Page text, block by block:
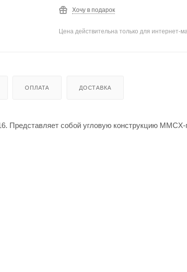
Хочу в подарок
Цена действительна только для интернет-
ОПЛАТА ДОСТАВКА
Представляет собой угловую конструкцию MMCX-